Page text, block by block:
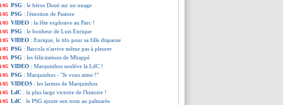
05 PSG : le héros Doué sur un nuage
05 PSG : l'émotion de Pastore
05 VIDEO : la fête explosive au Parc !
05 PSG : le bonheur de Luis Enrique
05 VIDEO : Enrique, le tifo pour sa fille disparue
05 PSG : Barcola n'arrive même pas à pleurer
05 PSG : les félicitations de Mbappé
05 VIDEO : Marquinhos soulève la LdC !
05 PSG : Marquinhos - "Je vous aime !"
05 VIDEOS : les larmes de Marquinhos
05 LdC : la plus large victoire de l'histoire !
05 LdC : le PSG ajoute son nom au palmarès